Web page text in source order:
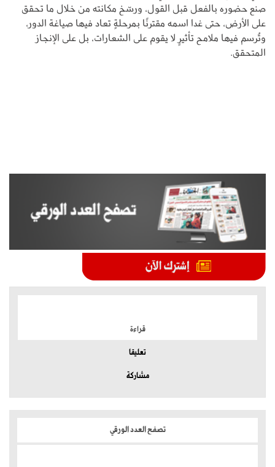
صنع حضوره بالفعل قبل القول، ورسّخ مكانته من خلال ما تحقق
على الأرض، حتى غدا اسمه مقترنًا بمرحلةٍ تعاد فيها صياغة الدور،
وتُرسم فيها ملامح تأثيرٍ لا يقوم على الشعارات، بل على الإنجاز
المتحقق.
قراءة
تعليقا
مشاركة
تصفح العدد الورقي